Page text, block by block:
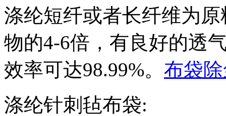
涤纶短纤或者长纤维为
物的4-6倍，有良好的透
效率可达98.99%。 布袋
涤纶针刺毡布袋: